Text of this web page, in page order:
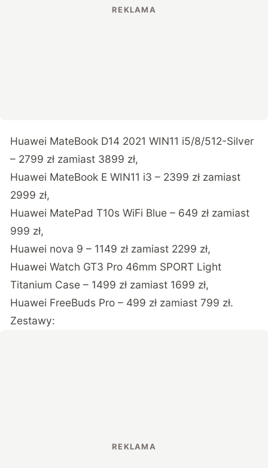
Huawei MateBook D14 2021 WIN11 i5/8/512-Silver
– 2799 zł zamiast 3899 zł,
Huawei MateBook E WIN11 i3 – 2399 zł zamiast
2999 zł,
Huawei MatePad T10s WiFi Blue – 649 zł zamiast
999 zł,
Huawei nova 9 – 1149 zł zamiast 2299 zł,
Huawei Watch GT3 Pro 46mm SPORT Light
Titanium Case – 1499 zł zamiast 1699 zł,
Huawei FreeBuds Pro – 499 zł zamiast 799 zł.
Zestawy: